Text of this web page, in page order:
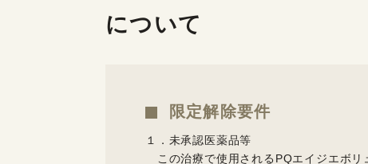
について
限定解除要件
１．未承認医薬品等
この治療で使用されるPQエイジエボリ